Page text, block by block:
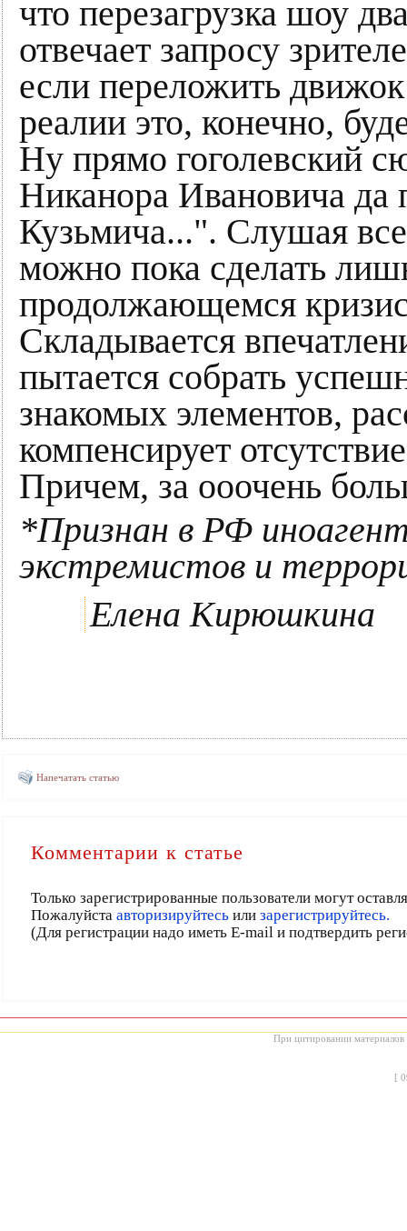
что перезагрузка шоу
отвечает запросу
если переложить
реалии это, конечно,
Ну прямо гоголевский
Никанора Ивановича да
Кузьмича...". Слушая
можно пока сделать
продолжающемся
Cкладывается
пытается собрать
знакомых элементов,
компенсирует
Причем, за ооочень
*Признан в РФ
экстремистов и
Елена Кирюшкина
Напечатать статью
Комментарии к статье
Только зарегистрированные пользователи могут
Пожалуйста авторизируйтесь или зарегистрируйтесь.
(Для регистрации надо иметь E-mail и подтвердить
При цитировании материалов
[